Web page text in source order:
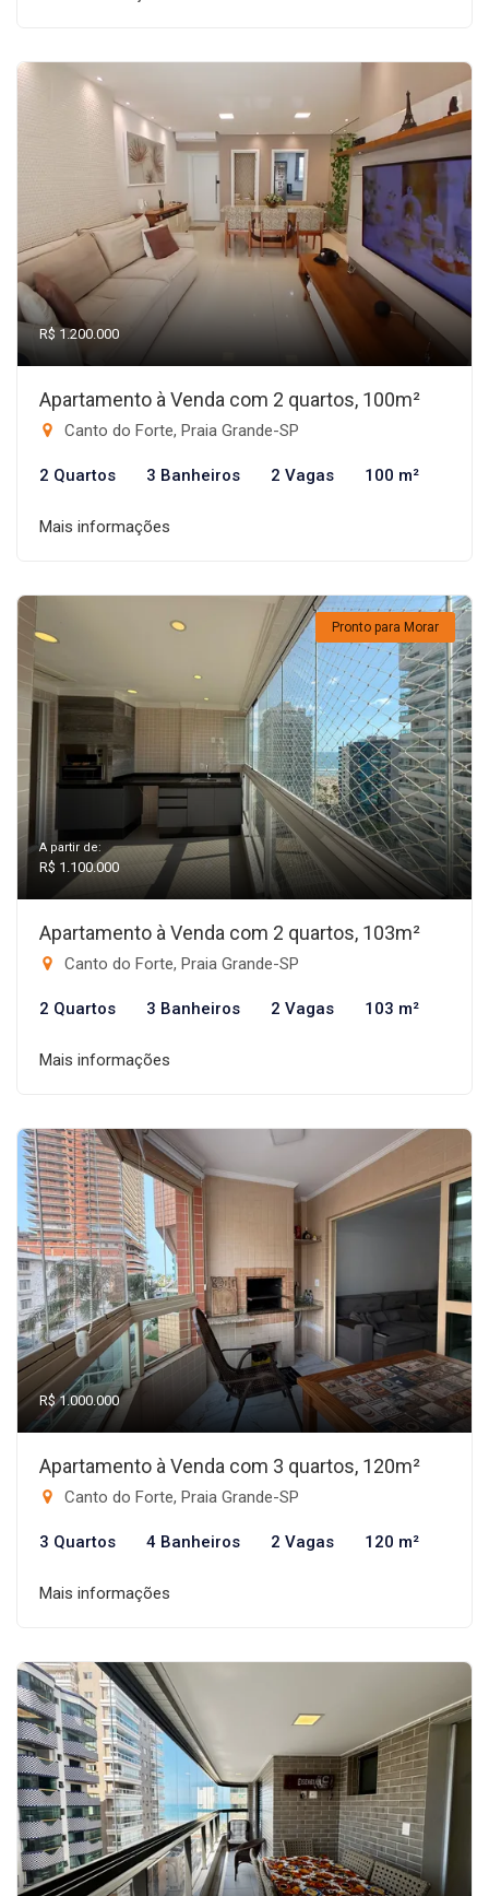
R$ 1.200.000
Apartamento à Venda com 2 quartos, 100m²
Canto do Forte, Praia Grande-SP
2 Quartos 3 Banheiros 2 Vagas 100 m²
Mais informações
Pronto para Morar
A partir de:
R$ 1.100.000
Apartamento à Venda com 2 quartos, 103m²
Canto do Forte, Praia Grande-SP
2 Quartos 3 Banheiros 2 Vagas 103 m²
Mais informações
R$ 1.000.000
Apartamento à Venda com 3 quartos, 120m²
Canto do Forte, Praia Grande-SP
3 Quartos 4 Banheiros 2 Vagas 120 m²
Mais informações